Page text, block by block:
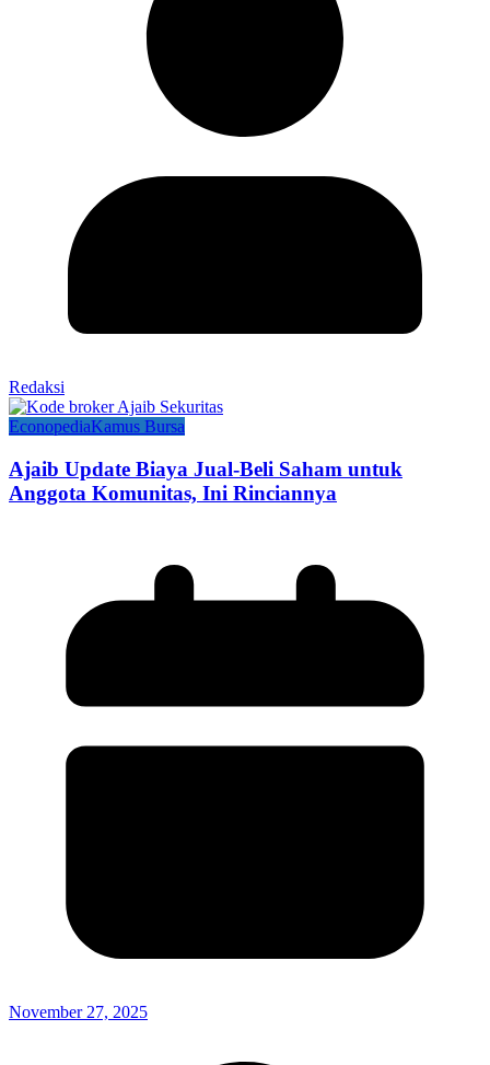
Redaksi
EconopediaKamus Bursa
Ajaib Update Biaya Jual-Beli Saham untuk
Anggota Komunitas, Ini Rinciannya
November 27, 2025